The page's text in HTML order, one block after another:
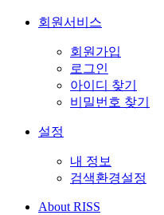
회원서비스
회원가입
로그인
아이디 찾기
비밀번호 찾기
설정
내 정보
검색환경설정
About RISS